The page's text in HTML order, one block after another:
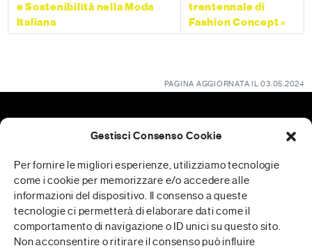
Gestisci Consenso Cookie
Per fornire le migliori esperienze, utilizziamo tecnologie
come i cookie per memorizzare e/o accedere alle
informazioni del dispositivo. Il consenso a queste
tecnologie ci permetterà di elaborare dati come il
comportamento di navigazione o ID unici su questo sito.
Non acconsentire o ritirare il consenso può influire
e Sostenibilità nella Moda
Italiana
trentennale di
Fashion Concept
PAGINA AGGIORNATA IL 03.05.2024
Patrocini
RFP è realizzata in collaborazione con